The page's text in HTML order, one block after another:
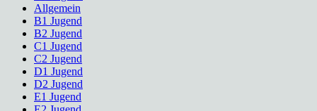
Allgemein
B1 Jugend
B2 Jugend
C1 Jugend
C2 Jugend
D1 Jugend
D2 Jugend
E1 Jugend